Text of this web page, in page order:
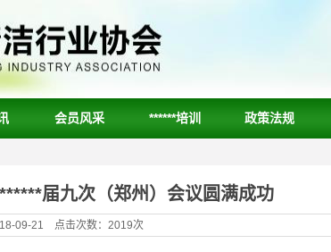
会员风采 ******培训 政策法规
届九次（郑州）会议圆满成功
09-21 点击次数：2019次